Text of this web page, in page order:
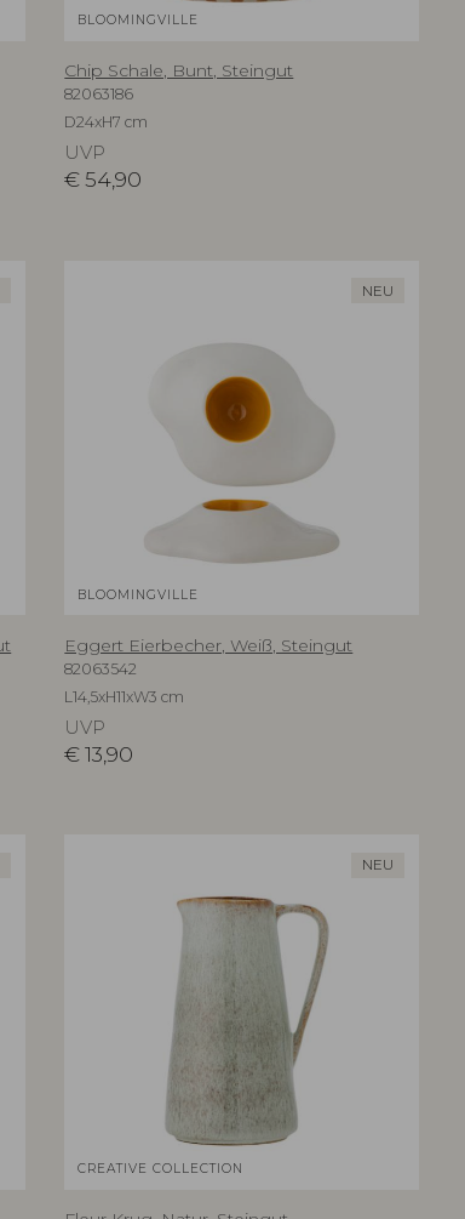
BLOOMINGVILLE
Chip Schale, Bunt, Steingut
82063186
D24xH7 cm
UVP
€ 54,90
NEU
BLOOMINGVILLE
Eggert Eierbecher, Weiß, Steingut
82063542
L14,5xH11xW3 cm
UVP
€ 13,90
NEU
CREATIVE COLLECTION